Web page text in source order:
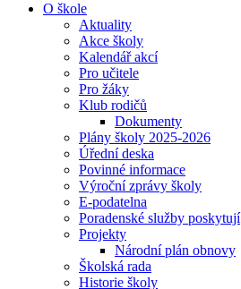
O škole
Aktuality
Akce školy
Kalendář akcí
Pro učitele
Pro žáky
Klub rodičů
Dokumenty
Plány školy 2025-2026
Úřední deska
Povinné informace
Výroční zprávy školy
E-podatelna
Poradenské služby poskytují
Projekty
Národní plán obnovy
Školská rada
Historie školy